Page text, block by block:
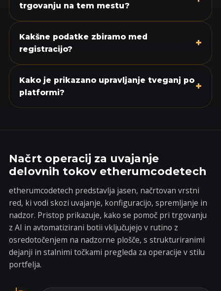
trgovanju na tem mestu?
Kakšne podatke zbiramo med
registracijo?
+
Kako je prikazano upravljanje tveganj po
platformi?
+
Načrt operacij za uvajanje
delovnih tokov etherumcodetech
etherumcodetech predstavlja jasen, načrtovan vrstni
red, ki vodi skozi uvajanje, konfiguracijo, spremljanje in
nadzor. Pristop prikazuje, kako se pomoč pri trgovanju
z AI in avtomatizirani botii vključujejo v rutino z
osredotočenjem na nadzorne plošče, s strukturiranimi
dejanji in stalnimi točkami pregleda za operacije v stilu
portfelja.